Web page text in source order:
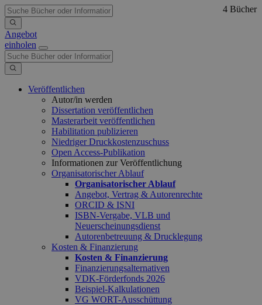
Angebot
einholen
Veröffentlichen
Autor/in werden
Dissertation veröffentlichen
Masterarbeit veröffentlichen
Habilitation publizieren
Niedriger Druckkostenzuschuss
Open Access-Publikation
Informationen zur Veröffentlichung
Organisatorischer Ablauf
Organisatorischer Ablauf
Angebot, Vertrag & Autorenrechte
ORCID & ISNI
ISBN-Vergabe, VLB und
Neuerscheinungsdienst
Autorenbetreuung & Drucklegung
Kosten & Finanzierung
Kosten & Finanzierung
Finanzierungsalternativen
VDK-Förderfonds 2026
Beispiel-Kalkulationen
VG WORT-Ausschüttung
4 Bücher